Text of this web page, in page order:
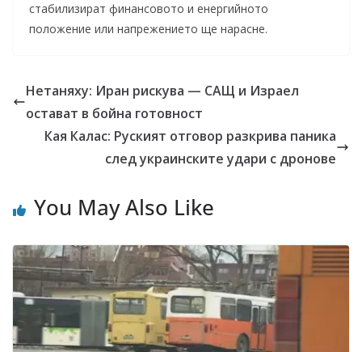
стабилизират финансовото и енергийното
положение или напрежението ще нарасне.
Нетаняху: Иран рискува — САЩ и Израел
остават в бойна готовност
Кая Калас: Руският отговор разкрива паника
след украинските удари с дронове
You May Also Like